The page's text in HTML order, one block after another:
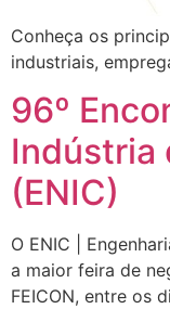
Conheça os
industriais,
96º
Indústria
(ENIC)
O ENIC |
a maior feira de
FEICON, entre os